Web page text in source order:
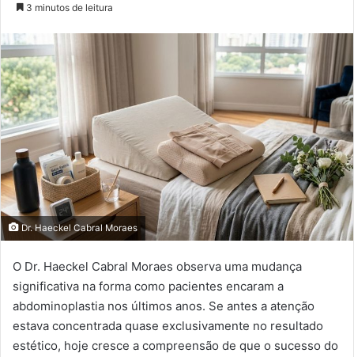
3 minutos de leitura
Dr. Haeckel Cabral Moraes
O Dr. Haeckel Cabral Moraes observa uma mudança
significativa na forma como pacientes encaram a
abdominoplastia nos últimos anos. Se antes a atenção
estava concentrada quase exclusivamente no resultado
estético, hoje cresce a compreensão de que o sucesso do